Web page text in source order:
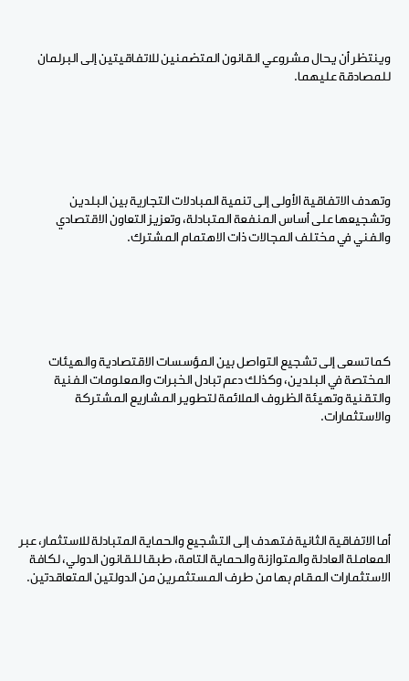
وينتظر أن يحال مشروعي القانون المتضمنين للاتفاقيتين إلى البرلمان
للمصادقة عليهما.
وتهدف الاتفاقية الأولى إلى تنمية المبادلات التجارية بين البلدين
وتشجيعها على أساس المنفعة المتبادلة، وتعزيز التعاون الاقتصادي
والفني في مختلف المجالات ذات الاهتمام المشترك.
كما تسعى إلى تشجيع التواصل بين المؤسسات الاقتصادية والهيئات
المختصة في البلدين، وكذلك دعم تبادل الخبرات والمعلومات الفنية
والتقنية وتهيئة الظروف الملائمة لتطوير المشاريع المشتركة
والاستثمارات.
أما الاتفاقية الثانية فتهدف إلى التشجيع والحماية المتبادلة للاستثمار، عبر
المعاملة العادلة والمتوازنة والحماية التامة، طبقا للقانون الدولي، لكافة
الاستثمارات المقام بها من طرف المستثمرين من الدولتين المتعاقدتين.